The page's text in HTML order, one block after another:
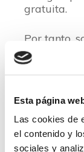
Esta página
Las cookies de
el contenido y
sociales y
gratuita.
Por tanto,
eléctrico
para
puede